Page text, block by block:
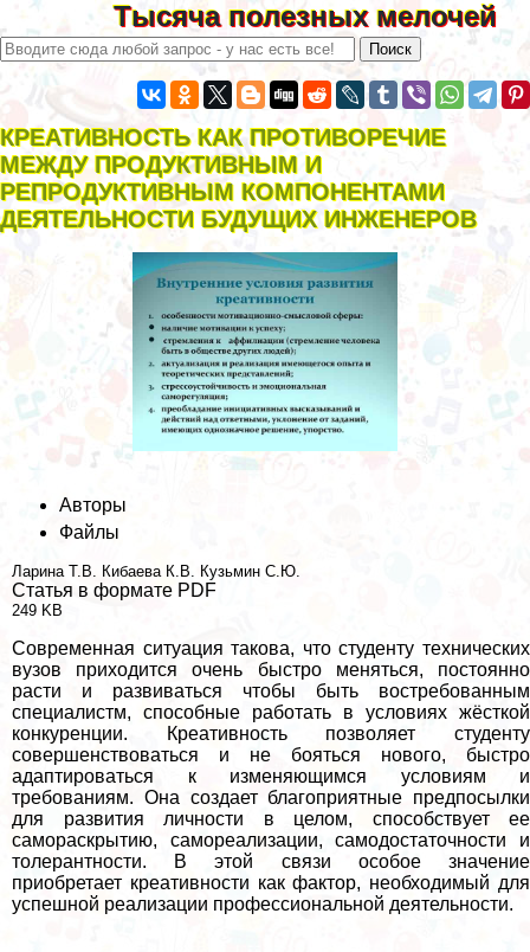
Тысяча полезных мелочей
КРЕАТИВНОСТЬ КАК ПРОТИВОРЕЧИЕ
МЕЖДУ ПРОДУКТИВНЫМ И
РЕПРОДУКТИВНЫМ КОМПОНЕНТАМИ
ДЕЯТЕЛЬНОСТИ БУДУЩИХ ИНЖЕНЕРОВ
Авторы
Файлы
Ларина Т.В. Кибаева К.В. Кузьмин С.Ю.
Статья в формате PDF
249 KB
Современная ситуация такова, что студенту технических
вузов приходится очень быстро меняться, постоянно
расти и развиваться чтобы быть востребованным
специалистм, способные работать в условиях жёсткой
конкуренции. Креативность позволяет студенту
совершенствоваться и не бояться нового, быстро
адаптироваться к изменяющимся условиям и
требованиям. Она создает благоприятные предпосылки
для развития личности в целом, способствует ее
самораскрытию, самореализации, самодостаточности и
толерантности. В этой связи особое значение
приобретает креативности как фактор, необходимый для
успешной реализации профессиональной деятельности.